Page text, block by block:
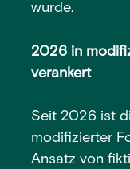
wurde.
2026 in
verankert
Seit 2026 ist
modifizierter
Ansatz von